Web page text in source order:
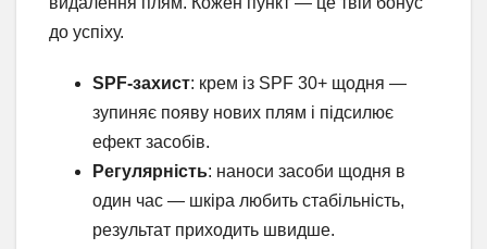
до успіху.
SPF-захист: крем із SPF 30+ щодня —
зупиняє появу нових плям і підсилює
ефект засобів.
Регулярність: наноси засоби щодня в
один час — шкіра любить стабільність,
результат приходить швидше.